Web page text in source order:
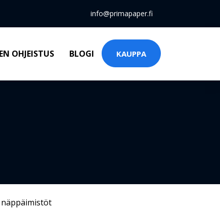
info@primapaper.fi
OHJEISTUS BLOGI KAUPPA